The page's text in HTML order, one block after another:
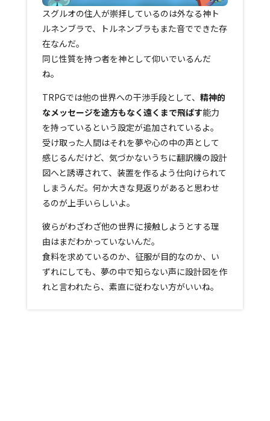
スグルオの住人が崇拝しているのは外なる神ト
ルネンブラで、トルネンブラもまた音でできた存
在なんだ。
同じ性質を持つ者を神として仰いでいるんだ
ね。
TRPGでは他の世界への干渉手段として、精神的
なメッセージを途方もなく遠くまで飛ばす能力
を持っているという設定が追加されているよ。
受け取った人間はそれを夢や心の中の声として
感じるんだけど、気づかないうちに翻訳機の設計
図へと誘導されて、装置を作るよう仕向けられて
しまうんだ。何か大きな見返りがあると思わせ
るのが上手いらしいよ。
彼らがわざわざ他の世界に接触しようとする理
由はまだわかっていないんだ。
食料を求めているのか、征服が目的なのか、い
ずれにしても、夢の中で知らない声に設計図を作
れと言われたら、素直に従わない方がいいね。